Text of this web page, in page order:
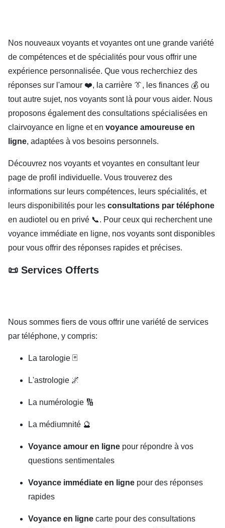
Nos nouveaux voyants et voyantes ont une grande variété
de compétences et de spécialités pour vous offrir une
expérience personnalisée. Que vous recherchiez des
réponses sur l'amour ❤️, la carrière 👔, les finances 💰 ou
tout autre sujet, nos voyants sont là pour vous aider. Nous
proposons également des consultations spécialisées en
clairvoyance en ligne et en voyance amoureuse en
ligne, adaptées à vos besoins personnels.
Découvrez nos voyants et voyantes en consultant leur
page de profil individuelle. Vous trouverez des
informations sur leurs compétences, leurs spécialités, et
leurs disponibilités pour les consultations par téléphone
en audiotel ou en privé 📞. Pour ceux qui recherchent une
voyance immédiate en ligne, nos voyants sont disponibles
pour vous offrir des réponses rapides et précises.
📜 Services Offerts
Nous sommes fiers de vous offrir une variété de services
par téléphone, y compris:
La tarologie 🃏
L'astrologie 🌌
La numérologie 🔢
La médiumnité 🔮
Voyance amour en ligne pour répondre à vos
questions sentimentales
Voyance immédiate en ligne pour des réponses
rapides
Voyance en ligne carte pour des consultations